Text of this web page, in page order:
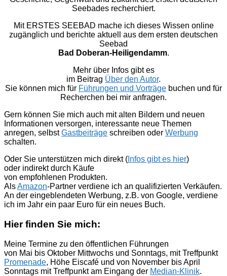
Seebades recherchiert.
Mit ERSTES SEEBAD mache ich dieses Wissen online
zugänglich und berichte aktuell aus dem ersten deutschen
Seebad
Bad Doberan-Heiligendamm.
Mehr über Infos gibt es
im Beitrag Über den Autor.
Sie können mich für Führungen und Vorträge buchen und für
Recherchen bei mir anfragen.
Gern können Sie mich auch mit alten Bildern und neuen
Informationen versorgen, interessante neue Themen
anregen, selbstGastbeiträge schreiben oder Werbung
schalten.
Oder Sie unterstützen mich direkt ( Infos gibt es hier)
oder indirekt durch Käufe
von empfohlenen Produkten.
AlsAmazon-Partner verdiene ich an qualifizierten Verkäufen.
An der eingeblendeten Werbung, z.B. von Google, verdiene
ich im Jahr ein paar Euro für ein neues Buch.
Hier finden Sie mich:
Meine Termine zu den öffentlichen Führungen
von Mai bis Oktober Mittwochs und Sonntags, mit Treffpunkt
Promenade, Höhe Eiscafé und von November bis April
Sonntags mit Treffpunkt am Eingang der Median-Klinik.